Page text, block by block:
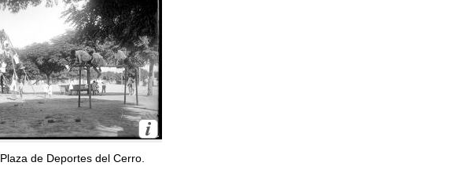
Plaza de Deportes del Cerro.